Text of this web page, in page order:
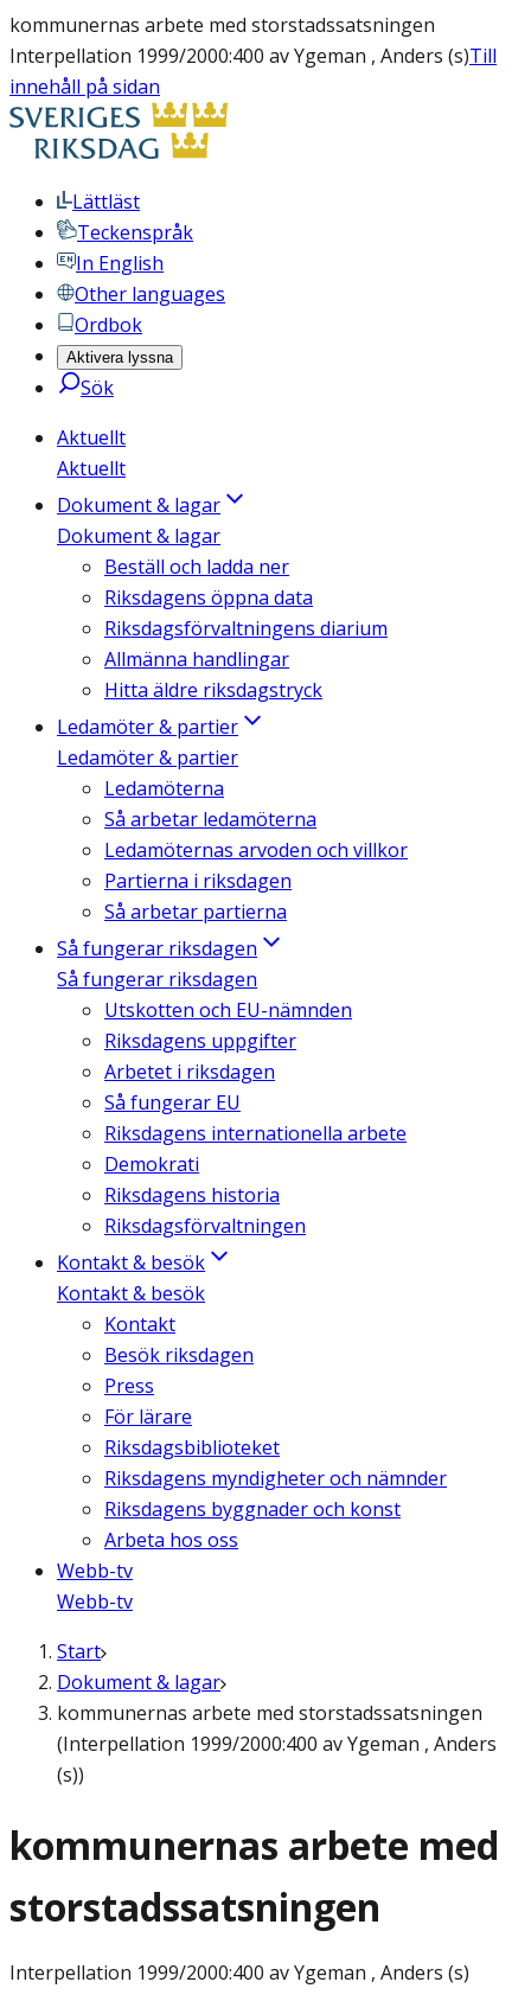
kommunernas arbete med storstadssatsningen
Interpellation 1999/2000:400 av Ygeman , Anders (s)Till
innehåll på sidan
Lättläst
Teckenspråk
In English
Other languages
Ordbok
Aktivera lyssna
Sök
Aktuellt
Aktuellt
Dokument & lagar
Dokument & lagar
Beställ och ladda ner
Riksdagens öppna data
Riksdagsförvaltningens diarium
Allmänna handlingar
Hitta äldre riksdagstryck
Ledamöter & partier
Ledamöter & partier
Ledamöterna
Så arbetar ledamöterna
Ledamöternas arvoden och villkor
Partierna i riksdagen
Så arbetar partierna
Så fungerar riksdagen
Så fungerar riksdagen
Utskotten och EU-nämnden
Riksdagens uppgifter
Arbetet i riksdagen
Så fungerar EU
Riksdagens internationella arbete
Demokrati
Riksdagens historia
Riksdagsförvaltningen
Kontakt & besök
Kontakt & besök
Kontakt
Besök riksdagen
Press
För lärare
Riksdagsbiblioteket
Riksdagens myndigheter och nämnder
Riksdagens byggnader och konst
Arbeta hos oss
Webb-tv
Webb-tv
Start
Dokument & lagar
kommunernas arbete med storstadssatsningen
(Interpellation 1999/2000:400 av Ygeman , Anders
(s))
kommunernas arbete med
storstadssatsningen
Interpellation 1999/2000:400 av Ygeman , Anders (s)